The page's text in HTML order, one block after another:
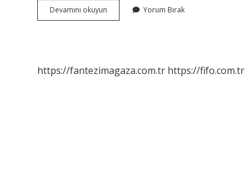
Devamını okuyun
Ilacı
Yapılmalı
Yorum Bırak
https://fantezimagaza.com.tr https://fifo.com.tr